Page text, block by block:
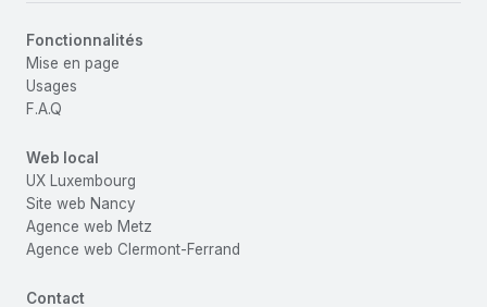
Fonctionnalités
Mise en page
Usages
F.A.Q
Web local
UX Luxembourg
Site web Nancy
Agence web Metz
Agence web Clermont-Ferrand
Contact